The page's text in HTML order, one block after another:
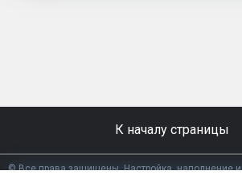
К началу страницы
© Все права защищены. Настройка, наполнение и